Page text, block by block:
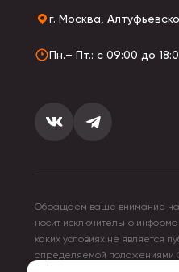
г. Москва,
Пн.– Пт.: с 09:00 до
Обращаем ваше внимание на
носит исключительно
каких условиях не является
определяемой положениями